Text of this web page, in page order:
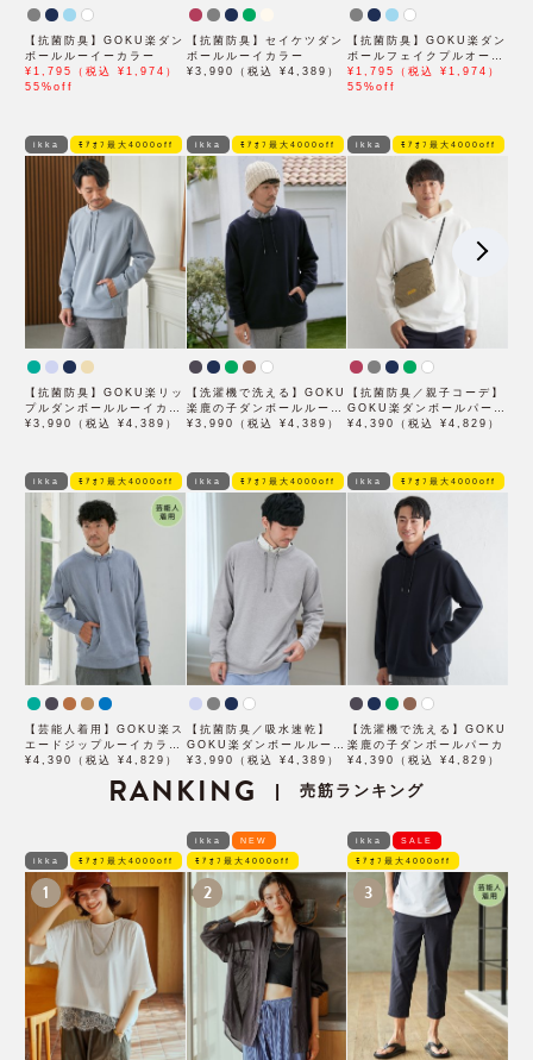
【抗菌防臭】GOKU楽ダン
ボールルーイーカラー
¥1,795（税込 ¥1,974）
55%off
【抗菌防臭】セイケツダン
ボールルーイカラー
¥3,990（税込 ¥4,389）
【抗菌防臭】GOKU楽ダン
ボールフェイクプルオーバ
ー
¥1,795（税込 ¥1,974）
55%off
ikka ﾓｱｵﾌ最大4000off
【抗菌防臭】GOKU楽リッ
プルダンボールルーイカラ
ー
¥3,990（税込 ¥4,389）
ikka ﾓｱｵﾌ最大4000off
【洗濯機で洗える】GOKU
楽鹿の子ダンボールルーイ
プルオーバー
¥3,990（税込 ¥4,389）
ikka ﾓｱｵﾌ最大4000off
【抗菌防臭／親子コーデ】
GOKU楽ダンボールパーカ
ー
¥4,390（税込 ¥4,829）
ikka ﾓｱｵﾌ最大4000off
【芸能人着用】GOKU楽ス
エードジップルーイカラー
【抗菌防臭／吸水速乾】
¥4,390（税込 ¥4,829）
ikka ﾓｱｵﾌ最大4000off
【抗菌防臭／吸水速乾】
GOKU楽ダンボールルーイ
カラー
¥3,990（税込 ¥4,389）
ikka ﾓｱｵﾌ最大4000off
【洗濯機で洗える】GOKU
楽鹿の子ダンボールパーカ
¥4,390（税込 ¥4,829）
RANKING | 売筋ランキング
ikka ﾓｱｵﾌ最大4000off
1
ikka NEW
ﾓｱｵﾌ最大4000off
2
ikka SALE
ﾓｱｵﾌ最大4000off
3